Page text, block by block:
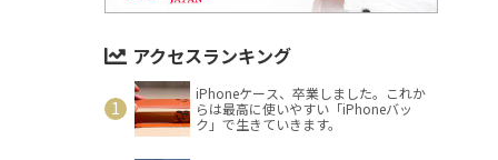
アクセスランキング
iPhoneケース、卒業しました。これか
らは最高に使いやすい「iPhoneバッ
ク」で生きていきます。